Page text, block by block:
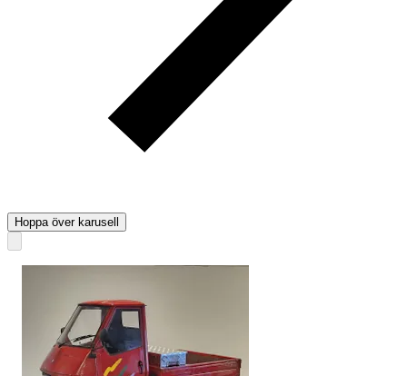
Hoppa över karusell